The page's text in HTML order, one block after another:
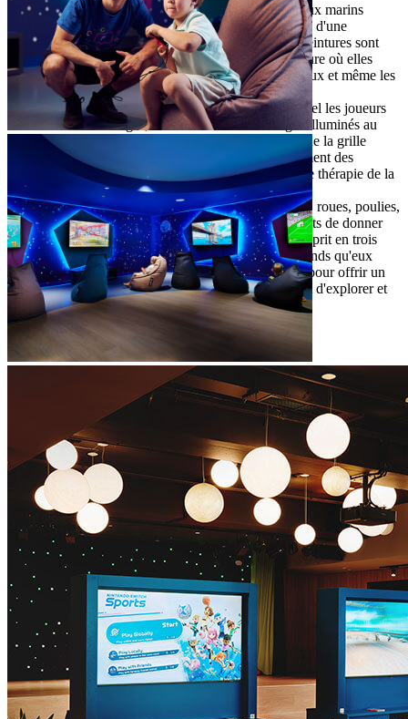
Paint 2 life Aquarium : en coloriant nos animaux marins
ludiques, les petits artistes peuvent faire preuve d'une
créativité illimitée. Puis, d'un simple clic, les peintures sont
envoyées dans l'aquarium virtuel grandeur nature où elles
prennent vie. Les enfants peuvent jouer avec eux et même les
nourrir.
LiteZilla : un mur interactif de lumière sur lequel les joueurs
créent des images, des motifs et des messages illuminés au
moyen des LitePins colorés de l'arc-en-ciel et de la grille
Busy Board : un excellent outil de développement des
compétences motrices fines, un jeu de rôle, une thérapie de la
parole et stimulation du travail en équipe
Rigamajig : une collection de planches en bois, roues, poulies,
écrous, boulons et cordes permettant aux enfants de donner
libre cours à leur curiosité et de stimuler leur esprit en trois
dimensions, en construisant des objets plus grands qu'eux
Ropeland : un terrain de jeu en crochet conçu pour offrir un
environnement sûr aux enfants, leur permettant d'explorer et
de développer leurs compétences physiques
Atelier STEM
Lego Robotic : une activité ludique et éducative dans le cadre
de laquelle les enfants peuvent construire et programmer leurs
propres robots, développant ainsi leur créativité et leurs
compétences en résolution de problèmes. Sous la supervision
d'un formateur en informatique (une fois par semaine en haute
saison)